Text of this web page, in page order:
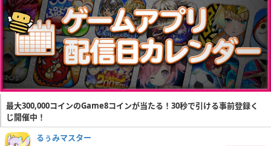
最大300,000コインのGame8コインが当たる！30秒で引ける事前登録く
じ開催中！
るぅみマスター